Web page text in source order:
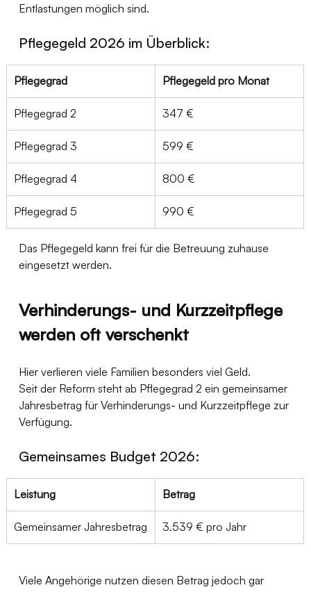
Entlastungen möglich sind.
Pflegegeld 2026 im Überblick:
Pflegegrad Pflegegeld pro Monat
Pflegegrad 2 347 €
Pflegegrad 3 599 €
Pflegegrad 4 800 €
Pflegegrad 5 990 €
Das Pflegegeld kann frei für die Betreuung zuhause
eingesetzt werden.
Verhinderungs- und Kurzzeitpflege
werden oft verschenkt
Hier verlieren viele Familien besonders viel Geld.
Seit der Reform steht ab Pflegegrad 2 ein gemeinsamer
Jahresbetrag für Verhinderungs- und Kurzzeitpflege zur
Verfügung.
Gemeinsames Budget 2026:
Leistung Betrag
Gemeinsamer Jahresbetrag 3.539 € pro Jahr
Viele Angehörige nutzen diesen Betrag jedoch gar